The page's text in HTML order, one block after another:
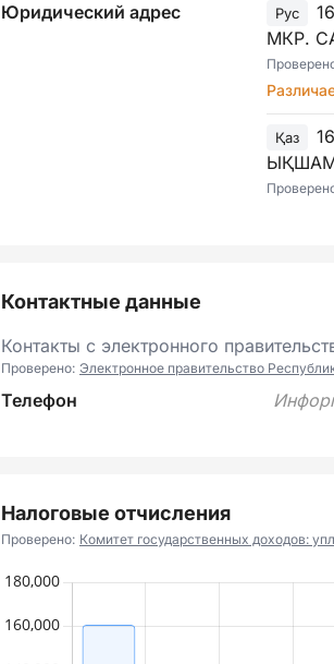
Юридический адрес Рус
МКР.
Қаз
ЫҚШАМ
Контактные данные
Контакты с электронного
Проверено: Электронное правительство
Телефон
Налоговые отчисления
Проверено: Комитет государственных доходов: